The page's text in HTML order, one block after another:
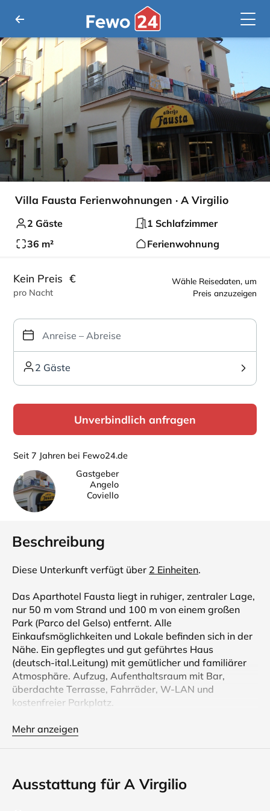
Villa Fausta Ferienwohnungen · A Virgilio
2 Gäste
1 Schlafzimmer
36 m²
Ferienwohnung
Wähle Reisedaten, um
Preis anzuzeigen
Kein Preis €
pro Nacht
2 Gäste
Unverbindlich anfragen
Seit 7 Jahren bei Fewo24.de
Gastgeber
Angelo
Coviello
Beschreibung
Diese Unterkunft verfügt über 2 Einheiten.
Das Aparthotel Fausta liegt in ruhiger, zentraler Lage,
nur 50 m vom Strand und 100 m von einem großen
Park (Parco del Gelso) entfernt. Alle
Einkaufsmöglichkeiten und Lokale befinden sich in der
Nähe. Ein gepflegtes und gut geführtes Haus
(deutsch-ital.Leitung) mit gemütlicher und familiärer
Atmosphäre. Aufzug, Aufenthaltsraum mit Bar,
überdachte Terrasse, Fahrräder, W-LAN und
kostenfreier Parkplatz.
Die Ferienwohnungen Villa Fausta sind für 2 bis 4
genommen. Sie befinden sich zwar im Hotel Fausta,
sind aber völlig unabhängig.
Mehr anzeigen
Ausstattung für A Virgilio